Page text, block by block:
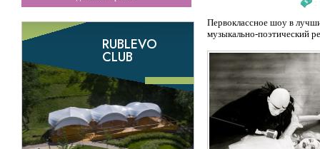
:
Первоклассное шоу в
музыкально-поэтический